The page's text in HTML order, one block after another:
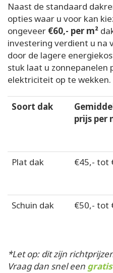
Naast de standaard
opties waar u voor kan
ongeveer €60,- per m²
investering verdient u na
door de lagere
stuk laat u zonnepanelen
elektriciteit op te wekken.
Soort dak
prijs per
Plat dak €45,- tot
Schuin dak €50,- tot
*Let op: dit zijn
Vraag dan snel een